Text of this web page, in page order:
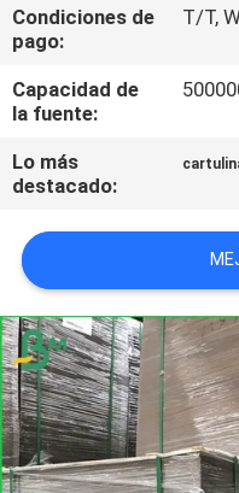
NOTICIAS
CASOS
DE
MAPA
DEL
SITIO
POLÍTICA
Condiciones de
pago:
T/T,
Capacidad de
la fuente:
Lo más
destacado: